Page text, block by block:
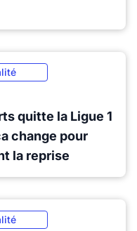
quitte la Ligue 1
change pour
la reprise